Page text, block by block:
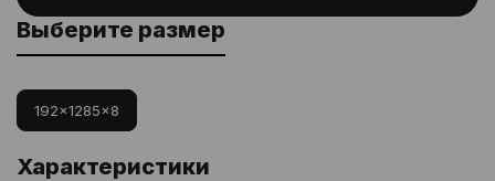
Выберите размер
192x1285x8
Характеристики